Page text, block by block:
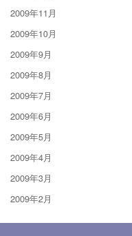
2009年11月
2009年10月
2009年9月
2009年8月
2009年7月
2009年6月
2009年5月
2009年4月
2009年3月
2009年2月